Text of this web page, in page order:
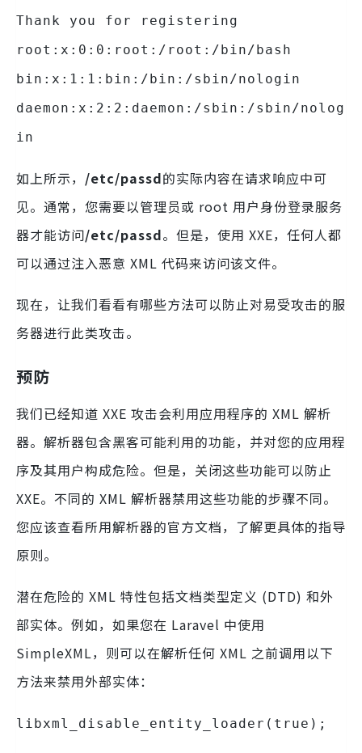
Thank you for registering
root:x:0:0:root:/root:/bin/bash
bin:x:1:1:bin:/bin:/sbin/nologin
daemon:x:2:2:daemon:/sbin:/sbin/nolog
in
如上所示， /etc/passd的实际内容在请求响应中可
见。通常，您需要以管理员或 root 用户身份登录服务
器才能访问/etc/passd。但是，使用 XXE，任何人都
可以通过注入恶意 XML 代码来访问该文件。
现在，让我们看看有哪些方法可以防止对易受攻击的服
务器进行此类攻击。
预防
我们已经知道 XXE 攻击会利用应用程序的 XML 解析
器。解析器包含黑客可能利用的功能，并对您的应用程
序及其用户构成危险。但是，关闭这些功能可以防止
XXE。不同的 XML 解析器禁用这些功能的步骤不同。
您应该查看所用解析器的官方文档，了解更具体的指导
原则。
潜在危险的 XML 特性包括文档类型定义 (DTD) 和外
部实体。例如，如果您在 Laravel 中使用
SimpleXML，则可以在解析任何 XML 之前调用以下
方法来禁用外部实体：
libxml_disable_entity_loader(true);